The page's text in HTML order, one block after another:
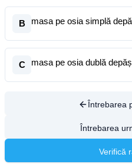
B masa pe osia simplă
C masa pe osia dublă
Întrebarea
Întrebarea
Verifică